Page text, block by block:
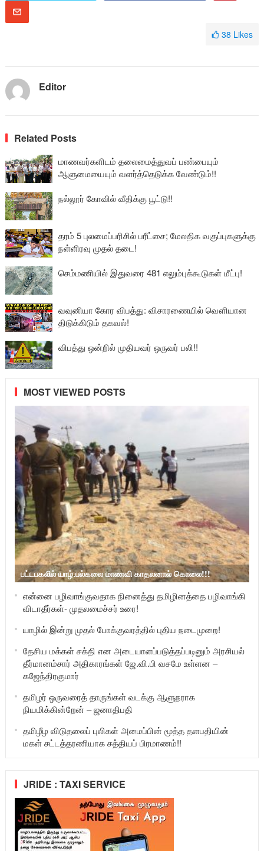
38 Likes
Editor
Related Posts
மாணவர்களிடம் தலைமைத்துவப் பண்பையும்
ஆளுமையையும் வளர்த்தெடுக்க வேண்டும்!!
நல்லூர் கோவில் வீதிக்கு பூட்டு!!
தரம் 5 புலமைப்பரிசில் பரீட்சை; மேலதிக வகுப்புகளுக்கு
நள்ளிரவு முதல் தடை!
செம்மணியில் இதுவரை 481 எலும்புக்கூடுகள் மீட்பு!
வவுனியா கோர விபத்து: விசாரணையில் வௌியான
திடுக்கிடும் தகவல்!
விபத்து ஒன்றில் முதியவர் ஒருவர் பலி!!
MOST VIEWED POSTS
பட்டபகலில் யாழ்.பல்கலை மாணவி காதலனால் கொலை!!!
என்னை பழிவாங்குவதாக நினைத்து தமிழினத்தை பழிவாங்கி
விடாதீர்கள்- முதலமைச்சர் உரை!
யாழில் இன்று முதல் போக்குவரத்தில் புதிய நடைமுறை!
தேசிய மக்கள் சக்தி என அடையாளப்படுத்தப்படினும் அரசியல்
தீர்மானம்சார் அதிகாரங்கள் ஜே.வி.பி வசமே உள்ளன –
கஜேந்திரகுமார்
தமிழர் ஒருவரைத் தாருங்கள் வடக்கு ஆளுநராக
நியமிக்கின்றேன் – ஜனாதிபதி
தமிழீழ விடுதலைப் புலிகள் அமைப்பின் மூத்த தளபதியின்
மகள் சட்டத்தரணியாக சத்தியப் பிரமாணம்!!
JRIDE : TAXI SERVICE